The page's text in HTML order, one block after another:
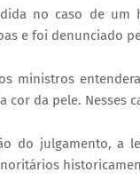
no caso de um
e foi denunciado
ministros
cor da pele. Nesses
do julgamento, a